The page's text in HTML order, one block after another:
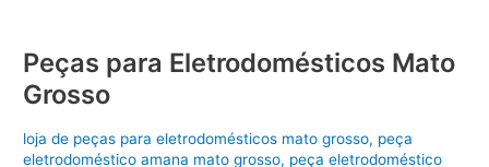
Peças para Eletrodomésticos Mato
Grosso
loja de peças para eletrodomésticos mato grosso, peça
eletrodoméstico amana mato grosso, peça eletrodoméstico